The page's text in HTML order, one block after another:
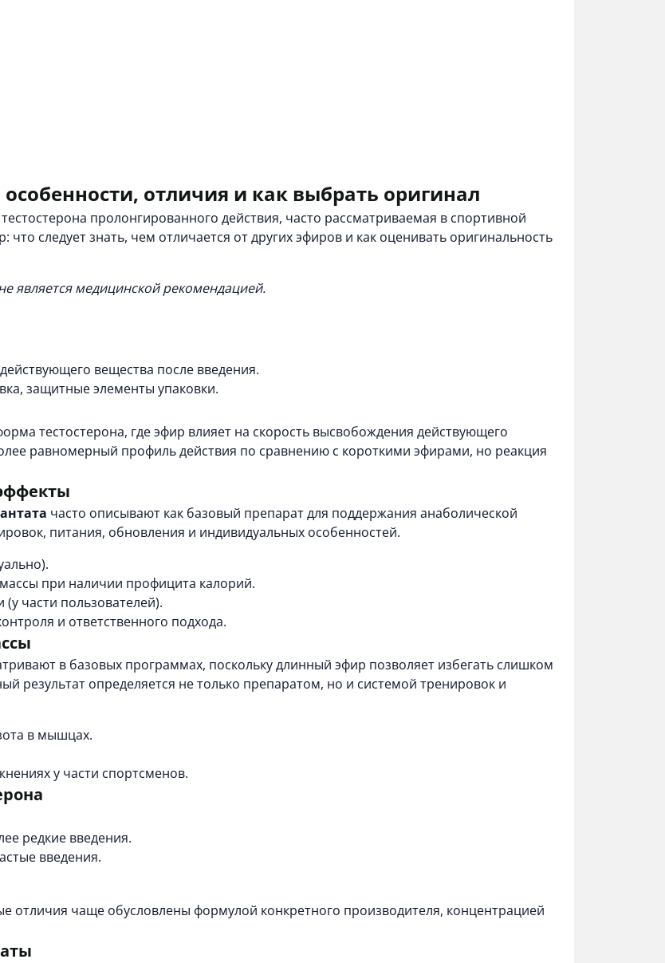
особенности, отличия и как выбрать оригинал
пролонгированного действия, часто рассматриваемая в спортивной
следует знать, чем отличается от других эфиров и как оценивать оригинальность
является медицинской рекомендацией.
вещества после введения.
защитные элементы упаковки.
тестостерона, где эфир влияет на скорость высвобождения действующего
равномерный профиль действия по сравнению с короткими эфирами, но реакция
часто описывают как базовый препарат для поддержания анаболической
питания, обновления и индивидуальных особенностей.
при наличии профицита калорий.
части пользователей).
и ответственного подхода.
в базовых программах, поскольку длинный эфир позволяет избегать слишком
результат определяется не только препаратом, но и системой тренировок и
в мышцах.
у части спортсменов.
редкие введения.
введения.
отличия чаще обусловлены формулой конкретного производителя, концентрацией